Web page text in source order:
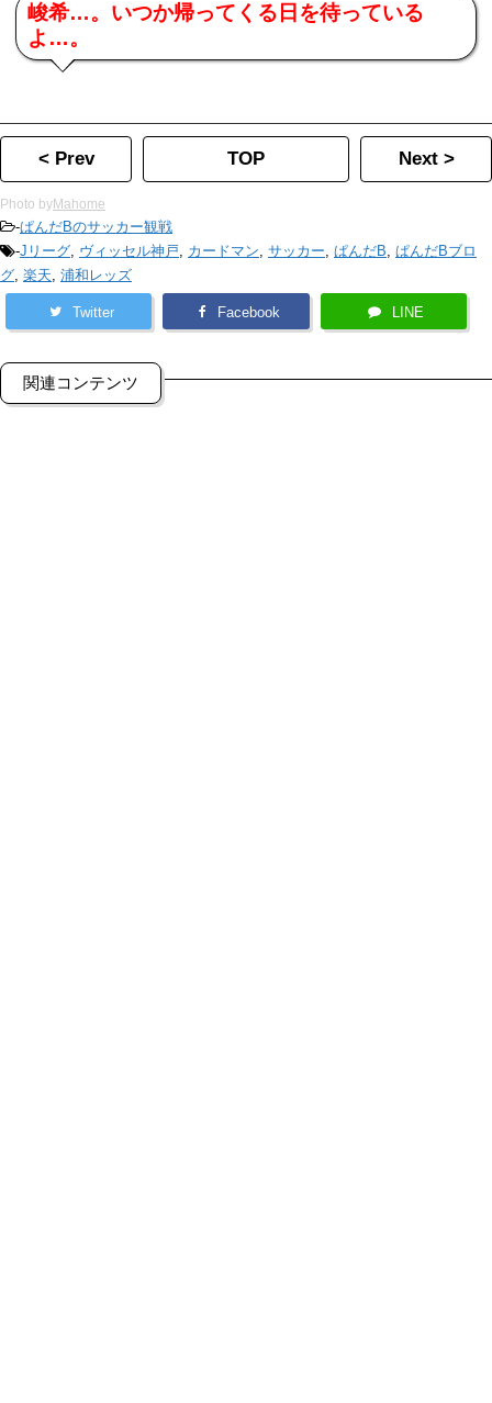
峻希…。いつか帰ってくる日を待っている
よ…。
< Prev TOP Next >
Photo byMahome
-ぱんだBのサッカー観戦
-Jリーグ, ヴィッセル神戸, カードマン, サッカー, ぱんだB, ぱんだBブロ
グ, 楽天, 浦和レッズ
Twitter Facebook LINE
関連コンテンツ